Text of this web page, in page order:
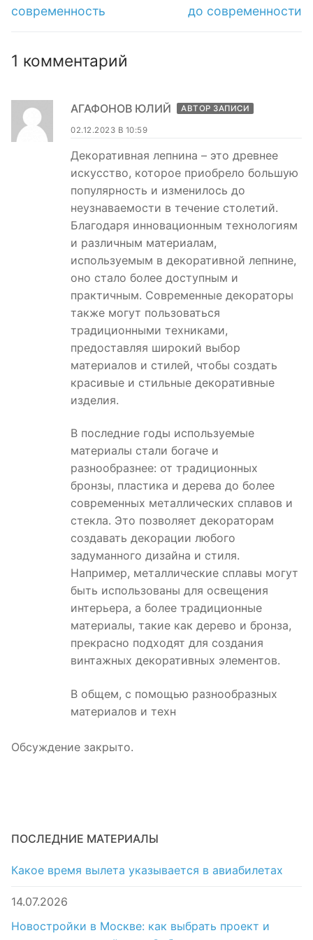
современность
до современности
1 комментарий
АГАФОНОВ ЮЛИЙ АВТОР ЗАПИСИ
02.12.2023 В 10:59
Декоративная лепнина – это древнее
искусство, которое приобрело большую
популярность и изменилось до
неузнаваемости в течение столетий.
Благодаря инновационным технологиям
и различным материалам,
используемым в декоративной лепнине,
оно стало более доступным и
практичным. Современные декораторы
также могут пользоваться
традиционными техниками,
предоставляя широкий выбор
материалов и стилей, чтобы создать
красивые и стильные декоративные
изделия.
В последние годы используемые
материалы стали богаче и
разнообразнее: от традиционных
бронзы, пластика и дерева до более
современных металлических сплавов и
стекла. Это позволяет декораторам
создавать декорации любого
задуманного дизайна и стиля.
Например, металлические сплавы могут
быть использованы для освещения
интерьера, а более традиционные
материалы, такие как дерево и бронза,
прекрасно подходят для создания
винтажных декоративных элементов.
В общем, с помощью разнообразных
материалов и техн
Обсуждение закрыто.
ПОСЛЕДНИЕ МАТЕРИАЛЫ
Какое время вылета указывается в авиабилетах
14.07.2026
Новостройки в Москве: как выбрать проект и